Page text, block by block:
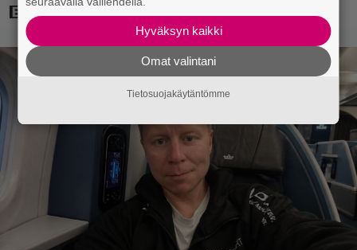
Hyväksyn kaikki
Omat valintani
Tietosuojakäytäntömme